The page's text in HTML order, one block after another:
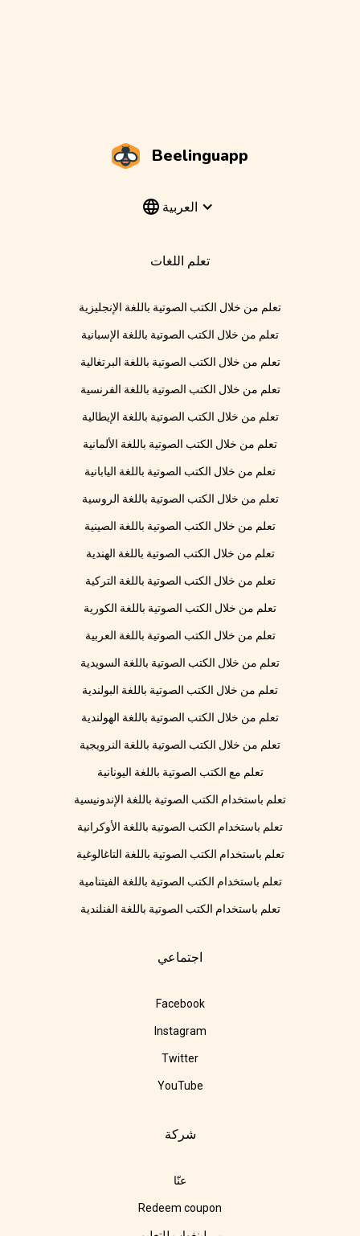
Beelinguapp
العربية
تعلم اللغات
تعلم من خلال الكتب الصوتية باللغة الإنجليزية
تعلم من خلال الكتب الصوتية باللغة الإسبانية
تعلم من خلال الكتب الصوتية باللغة البرتغالية
تعلم من خلال الكتب الصوتية باللغة الفرنسية
تعلم من خلال الكتب الصوتية باللغة الإيطالية
تعلم من خلال الكتب الصوتية باللغة الألمانية
تعلم من خلال الكتب الصوتية باللغة اليابانية
تعلم من خلال الكتب الصوتية باللغة الروسية
تعلم من خلال الكتب الصوتية باللغة الصينية
تعلم من خلال الكتب الصوتية باللغة الهندية
تعلم من خلال الكتب الصوتية باللغة التركية
تعلم من خلال الكتب الصوتية باللغة الكورية
تعلم من خلال الكتب الصوتية باللغة العربية
تعلم من خلال الكتب الصوتية باللغة السويدية
تعلم من خلال الكتب الصوتية باللغة البولندية
تعلم من خلال الكتب الصوتية باللغة الهولندية
تعلم من خلال الكتب الصوتية باللغة النرويجية
تعلم مع الكتب الصوتية باللغة اليونانية
تعلم باستخدام الكتب الصوتية باللغة الإندونيسية
تعلم باستخدام الكتب الصوتية باللغة الأوكرانية
تعلم باستخدام الكتب الصوتية باللغة التاغالوغية
تعلم باستخدام الكتب الصوتية باللغة الفيتنامية
تعلم باستخدام الكتب الصوتية باللغة الفنلندية
اجتماعي
Facebook
Instagram
Twitter
YouTube
شركة
عنّا
Redeem coupon